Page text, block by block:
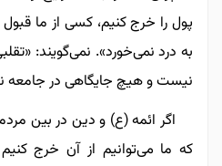
پول را خرج کنیم، کسی از ما
به درد نمی‌خورد». نمی‌گویند:
نیستوهیچ جایگاهی در جامعه
اگر ائمه (ع) و دین در بین
که ما می‌توانیم از آن‌ خرج